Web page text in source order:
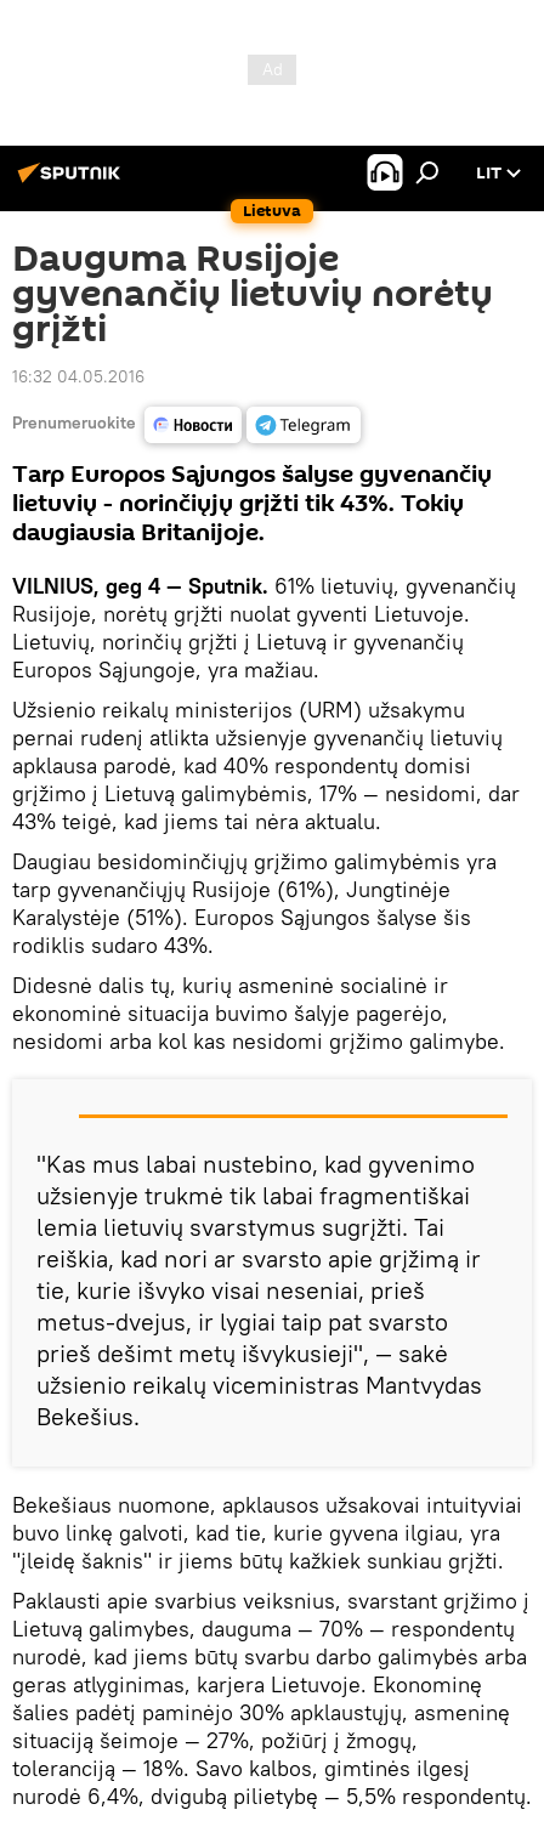
Lietuva
LIT
Dauguma Rusijoje
gyvenančių lietuvių norėtų
grįžti
16:32 04.05.2016
Prenumeruokite
Tarp Europos Sąjungos šalyse gyvenančių
lietuvių - norinčiųjų grįžti tik 43%. Tokių
daugiausia Britanijoje.
VILNIUS, geg 4 — Sputnik. 61% lietuvių, gyvenančių
Rusijoje, norėtų grįžti nuolat gyventi Lietuvoje.
Lietuvių, norinčių grįžti į Lietuvą ir gyvenančių
Europos Sąjungoje, yra mažiau.
Užsienio reikalų ministerijos (URM) užsakymu
pernai rudenį atlikta užsienyje gyvenančių lietuvių
apklausa parodė, kad 40% respondentų domisi
grįžimo į Lietuvą galimybėmis, 17% — nesidomi, dar
43% teigė, kad jiems tai nėra aktualu.
Daugiau besidominčiųjų grįžimo galimybėmis yra
tarp gyvenančiųjų Rusijoje (61%), Jungtinėje
Karalystėje (51%). Europos Sąjungos šalyse šis
rodiklis sudaro 43%.
Didesnė dalis tų, kurių asmeninė socialinė ir
ekonominė situacija buvimo šalyje pagerėjo,
nesidomi arba kol kas nesidomi grįžimo galimybe.
"Kas mus labai nustebino, kad gyvenimo
užsienyje trukmė tik labai fragmentiškai
lemia lietuvių svarstymus sugrįžti. Tai
reiškia, kad nori ar svarsto apie grįžimą ir
tie, kurie išvyko visai neseniai, prieš
metus-dvejus, ir lygiai taip pat svarsto
prieš dešimt metų išvykusieji", — sakė
užsienio reikalų viceministras Mantvydas
Bekešius.
Bekešiaus nuomone, apklausos užsakovai intuityviai
buvo linkę galvoti, kad tie, kurie gyvena ilgiau, yra
"įleidę šaknis" ir jiems būtų kažkiek sunkiau grįžti.
Paklausti apie svarbius veiksnius, svarstant grįžimo į
Lietuvą galimybes, dauguma — 70% — respondentų
nurodė, kad jiems būtų svarbu darbo galimybės arba
geras atlyginimas, karjera Lietuvoje. Ekonominę
šalies padėtį paminėjo 30% apklaustųjų, asmeninę
situaciją šeimoje — 27%, požiūrį į žmogų,
toleranciją — 18%. Savo kalbos, gimtinės ilgesį
nurodė 6,4%, dvigubą pilietybę — 5,5% respondentų.